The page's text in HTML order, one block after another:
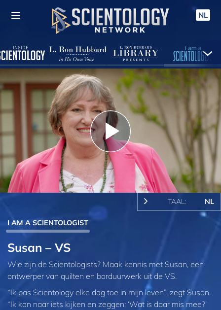
NL
Play
Video
TAAL: NL
I AM A SCIENTOLOGIST
Susan – VS
Wie zijn de Scientologists? Maak kennis met Susan, een
ontwerper van quilten en borduurwerk uit de VS.
“Ik pas Scientology elke dag toe in mijn leven”, zegt Susan.
“Ik kan naar iets kijken en zeggen: ‘Wat is daar mis mee?’